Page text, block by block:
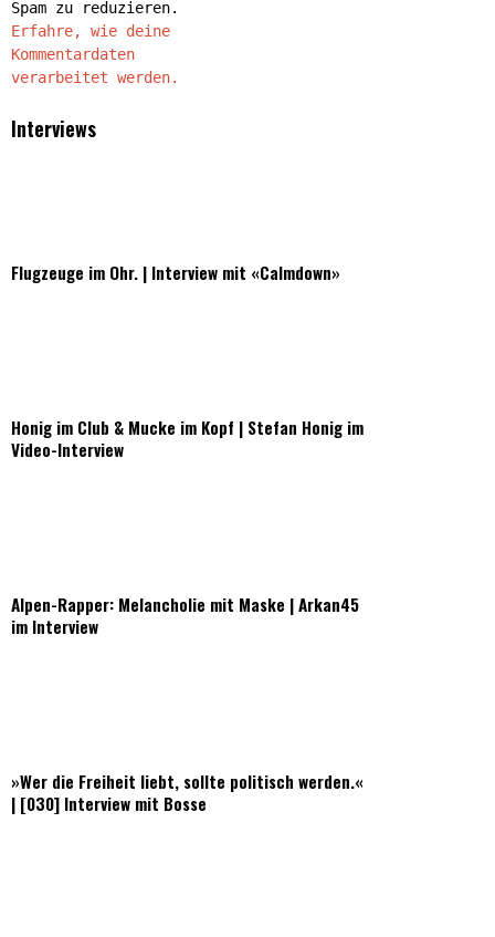
Spam zu reduzieren.
Erfahre, wie deine
Kommentardaten
verarbeitet werden.
Interviews
Flugzeuge im Ohr. | Interview mit «Calmdown»
Honig im Club & Mucke im Kopf | Stefan Honig im
Video-Interview
Alpen-Rapper: Melancholie mit Maske | Arkan45
im Interview
»Wer die Freiheit liebt, sollte politisch werden.«
| [030] Interview mit Bosse